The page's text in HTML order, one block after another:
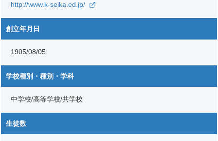
http://www.k-seika.ed.jp/
創立年月日
1905/08/05
学校種別・種別・学科
中学校/高等学校/共学校
生徒数